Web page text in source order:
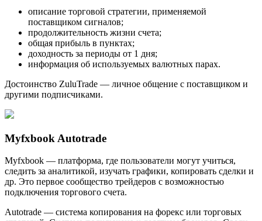
описание торговой стратегии, применяемой
поставщиком сигналов;
продолжительность жизни счета;
общая прибыль в пунктах;
доходность за периоды от 1 дня;
информация об используемых валютных парах.
Достоинство ZuluTrade — личное общение с поставщиком и
другими подписчиками.
Myfxbook Autotrade
Myfxbook — платформа, где пользователи могут учиться,
следить за аналитикой, изучать графики, копировать сделки и
др. Это первое сообщество трейдеров с возможностью
подключения торгового счета.
Autotrade — система копирования на форекс или торговых